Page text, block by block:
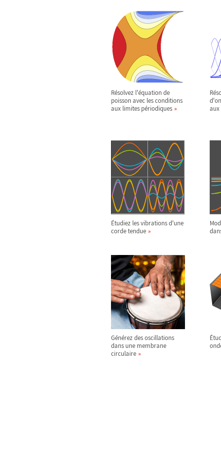
Résolvez l'équation de
poisson avec les conditions
aux limites périodiques
aux
Étudiez les vibrations d'une
corde tendue
Générez des oscillations
dans une membrane
circulaire